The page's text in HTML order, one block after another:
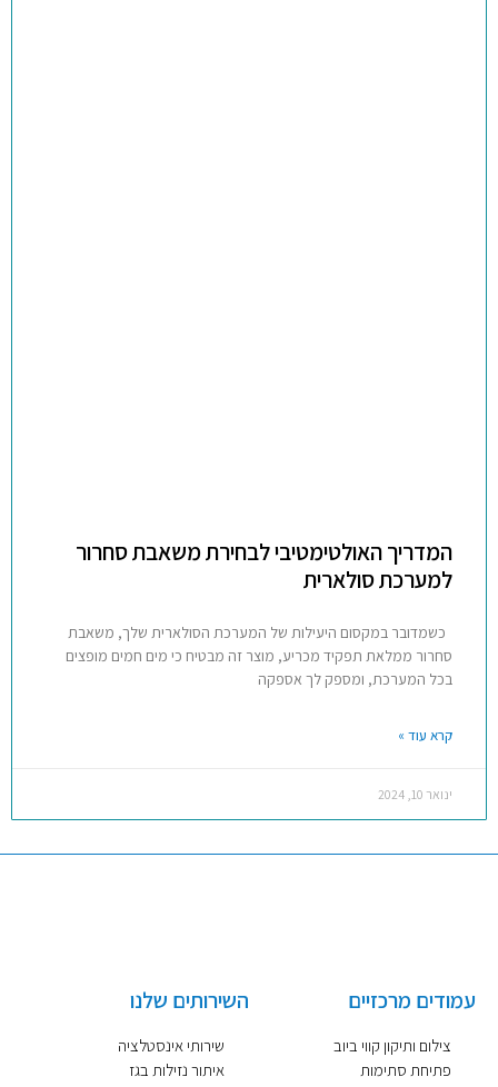
המדריך האולטימטיבי לבחירת משאבת סחרור
למערכת סולארית
כשמדובר במקסום היעילות של המערכת הסולארית שלך, משאבת
סחרור ממלאת תפקיד מכריע, מוצר זה מבטיח כי מים חמים מופצים
בכל המערכת, ומספק לך אספקה
קרא עוד »
ינואר 10, 2024
השירותים שלנו
שירותי אינסטלציה
איתור נזילות בגז
עמודים מרכזיים
צילום ותיקון קווי ביוב
פתיחת סתימות